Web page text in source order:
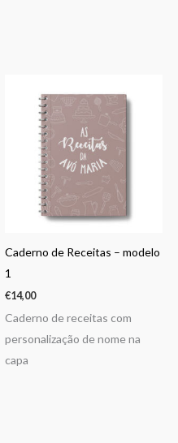
Caderno de Receitas – modelo
1
€14,00
Caderno de receitas com
personalização de nome na
capa